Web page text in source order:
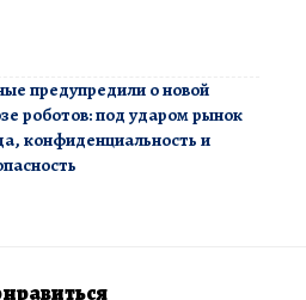
предупредили о новой
роботов: под ударом рынок
конфиденциальность и